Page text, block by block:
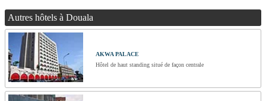
Autres hôtels à Douala
AKWA PALACE
Hôtel de haut standing situé de façon centrale